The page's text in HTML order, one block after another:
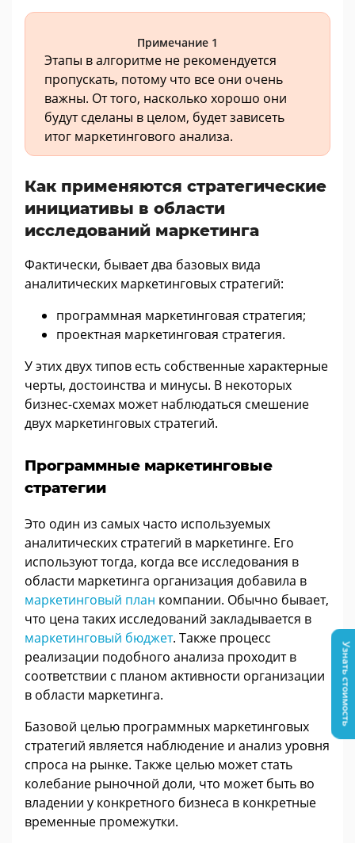
Примечание 1
Этапы в алгоритме не рекомендуется
пропускать, потому что все они очень
важны. От того, насколько хорошо они
будут сделаны в целом, будет зависеть
итог маркетингового анализа.
Как применяются стратегические
инициативы в области
исследований маркетинга
Фактически, бывает два базовых вида
аналитических маркетинговых стратегий:
программная маркетинговая стратегия;
проектная маркетинговая стратегия.
У этих двух типов есть собственные характерные
черты, достоинства и минусы. В некоторых
бизнес-схемах может наблюдаться смешение
двух маркетинговых стратегий.
Программные маркетинговые
стратегии
Это один из самых часто используемых
аналитических стратегий в маркетинге. Его
используют тогда, когда все исследования в
области маркетинга организация добавила в
маркетинговый план компании. Обычно бывает,
что цена таких исследований закладывается в
маркетинговый бюджет. Также процесс
реализации подобного анализа проходит в
соответствии с планом активности организации
в области маркетинга.
Базовой целью программных маркетинговых
стратегий является наблюдение и анализ уровня
спроса на рынке. Также целью может стать
колебание рыночной доли, что может быть во
владении у конкретного бизнеса в конкретные
временные промежутки.
Узнать стоимость